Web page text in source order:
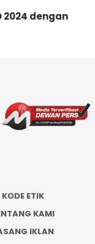
2024 dengan
KODE ETIK
KAMI
IKLAN